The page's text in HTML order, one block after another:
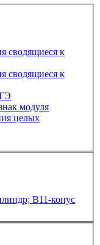
сводящиеся к
сводящиеся к
модуля
целых
В11-конус